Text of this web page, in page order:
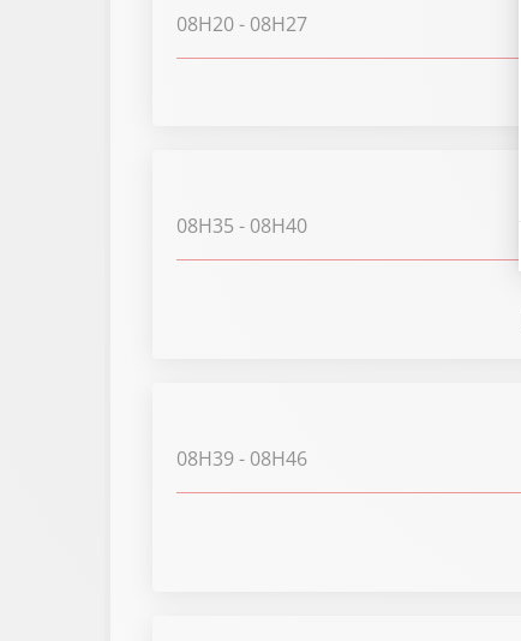
08H20- 08H27
08H35 - 08H40
08H39- 08H46